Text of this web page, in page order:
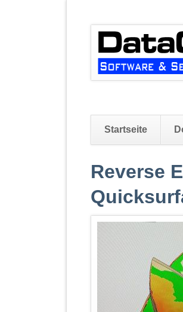
Startseite
überspringen
Reverse